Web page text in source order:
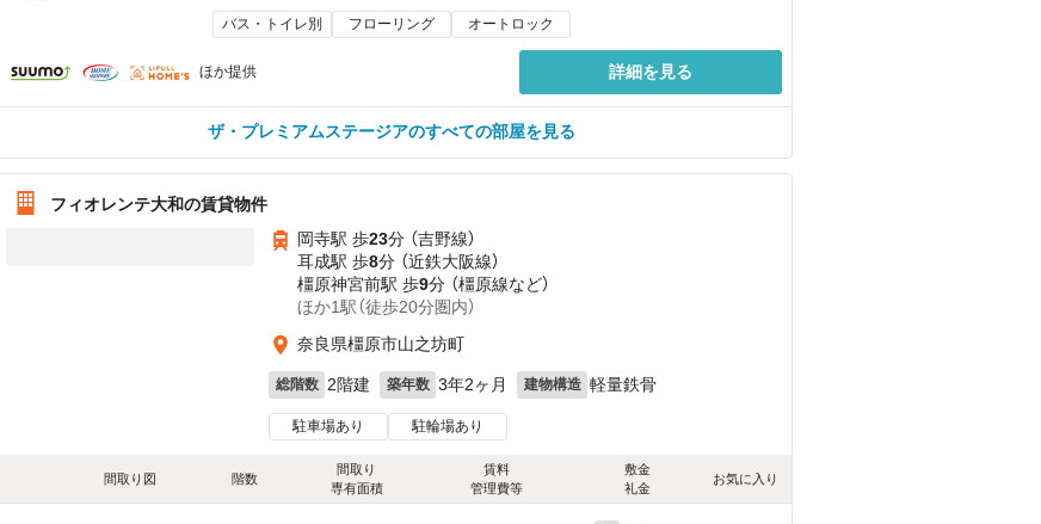
バス・トイレ別 フローリング オートロック
ほか提供 詳細を見る
ザ・プレミアムステージアのすべての部屋を見る
フィオレンテ大和の賃貸物件
岡寺駅 歩23分 （吉野線）
耳成駅 歩8分 （近鉄大阪線）
橿原神宮前駅 歩9分 （橿原線など）
ほか1駅（徒歩20分圏内）
奈良県橿原市山之坊町
総階数 2階建 築年数 3年2ヶ月 建物構造 軽量鉄骨
駐車場あり 駐輪場あり
間取り図 階数
間取り
専有面積
賃料
管理費等
敷金
礼金
お気に入り